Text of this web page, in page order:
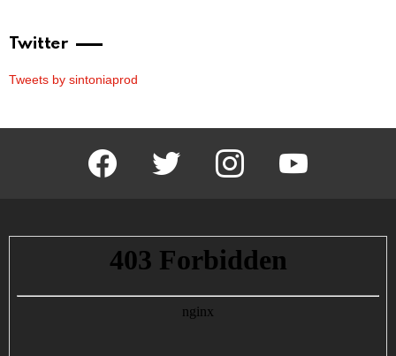
Twitter
Tweets by sintoniaprod
facebook twitter instagram